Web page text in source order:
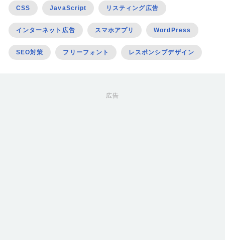
CSS JavaScript リスティング広告
インターネット広告 スマホアプリ WordPress
SEO対策 フリーフォント レスポンシブデザイン
広告